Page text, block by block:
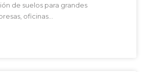
de suelos para grandes
oficinas…